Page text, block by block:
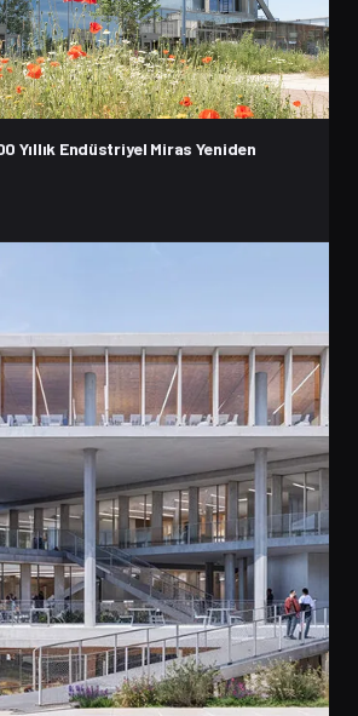
Yıllık Endüstriyel Miras Yeniden